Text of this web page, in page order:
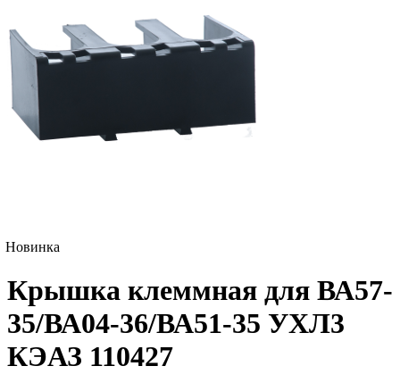
Новинка
Крышка клеммная для ВА57-
35/ВА04-36/ВА51-35 УХЛ3
КЭАЗ 110427